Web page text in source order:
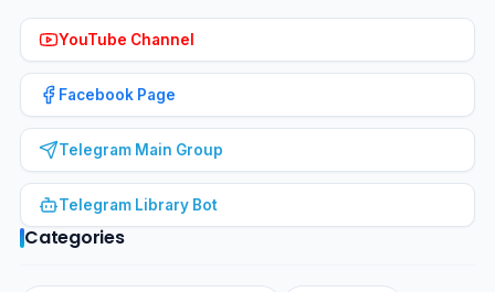
YouTube Channel
Facebook Page
Telegram Main Group
Telegram Library Bot
Categories